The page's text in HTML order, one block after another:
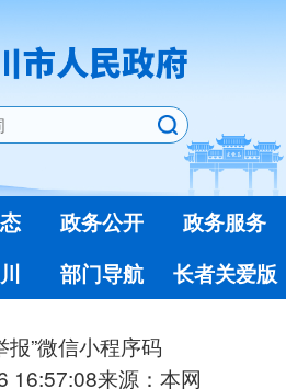
政务公开
政务服务
部门导航
长者关爱版
报”微信小程序码
16:57:08来源：本网